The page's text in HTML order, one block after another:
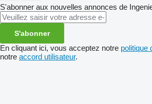
S'abonner aux nouvelles annonces de
S'abonner
En cliquant ici, vous acceptez notre politique
notre accord utilisateur.